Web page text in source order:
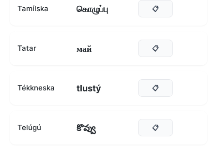
Tamílska கொழுப்பு 📋
Tatar май 📋
Tékkneska tlustý 📋
Telúgú కొవ్వు 📋